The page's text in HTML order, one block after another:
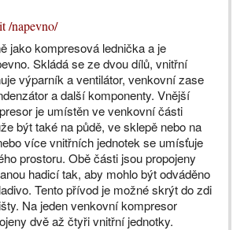
/napevno/
jako kompresová lednička a je
Skládá se ze dvou dílů, vnitřní
výparník a ventilátor, venkovní zase
a další komponenty. Vnější
je umístěn ve venkovní části
být také na půdě, ve sklepě nebo na
více vnitřních jednotek se umísťuje
prostoru. Obě části jsou propojeny
hadicí tak, aby mohlo být odváděno
Tento přívod je možné skrýt do zdi
Na jeden venkovní kompresor
dvě až čtyři vnitřní jednotky.